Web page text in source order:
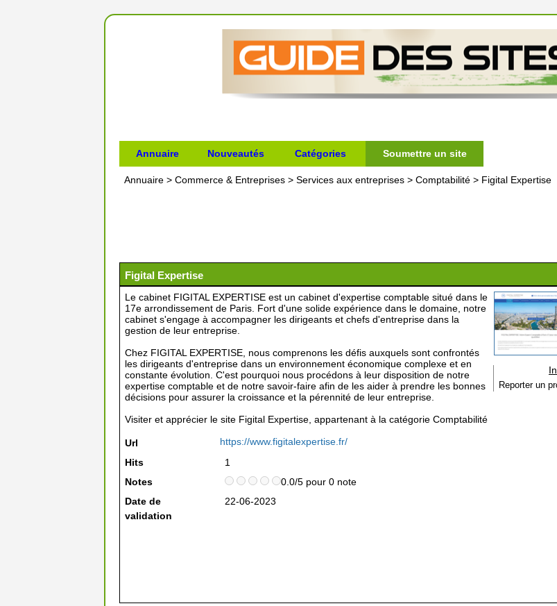
Annuaire Nouveautés Catégories Soumettre un site
Annuaire > Commerce & Entreprises > Services aux entreprises > Comptabilité > Figital Expertise
Figital Expertise
Le cabinet FIGITAL EXPERTISE est un cabinet d'expertise comptable situé dans le
17e arrondissement de Paris. Fort d'une solide expérience dans le domaine, notre
cabinet s'engage à accompagner les dirigeants et chefs d'entreprise dans la
gestion de leur entreprise.
Chez FIGITAL EXPERTISE, nous comprenons les défis auxquels sont confrontés
les dirigeants d'entreprise dans un environnement économique complexe et en
constante évolution. C'est pourquoi nous procédons à leur disposition de notre
expertise comptable et de notre savoir-faire afin de les aider à prendre les bonnes
décisions pour assurer la croissance et la pérennité de leur entreprise.
Visiter et apprécier le site Figital Expertise, appartenant à la catégorie Comptabilité
Url
https://www.figitalexpertise.fr/
Hits
1
Notes
0.0/5 pour 0 note
Date de
validation
22-06-2023
Reporter un